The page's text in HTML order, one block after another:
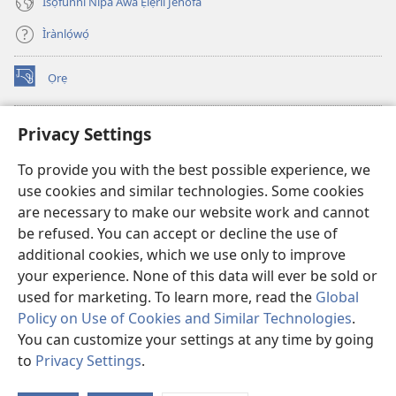
Privacy Settings
To provide you with the best possible experience, we
use cookies and similar technologies. Some cookies
are necessary to make our website work and cannot
be refused. You can accept or decline the use of
additional cookies, which we use only to improve
your experience. None of this data will ever be sold or
used for marketing. To learn more, read the Global
Policy on Use of Cookies and Similar Technologies.
You can customize your settings at any time by going
to Privacy Settings.
Ìrànlọ́wọ́
Ọrẹ
(opens
new
ÀKÁ ÌWÉ ORÍ ÍŃTÁNẸ́Ẹ̀TÌ TI Watchtower™
(opens
window)JW Hub
(opens
new
window)JW Library
Watchtower Library ®
Copyright© 2026 Watch Tower Bible and Tract Society of Pennsylvania.
ÀDÉHÙN LÍLO ÌKÀNNÌ